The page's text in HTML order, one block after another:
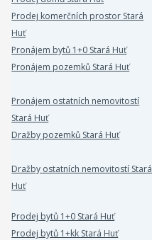
Prodej komerčních prostor Stará
Huť
Pronájem bytů 1+0 Stará Huť
Pronájem pozemků Stará Huť
Pronájem ostatních nemovitostí
Stará Huť
Dražby pozemků Stará Huť
Dražby ostatních nemovitostí Stará
Huť
Prodej bytů 1+0 Stará Huť
Prodej bytů 1+kk Stará Huť